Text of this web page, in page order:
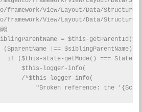
framework/View/Layout/Data/
framework/View/Layout/Data/
= $this-
!== $siblingParentName) {
if ($this-state-getMode() ===
$this-logger-info(
/*$this-logger-info(
"Broken reference: the